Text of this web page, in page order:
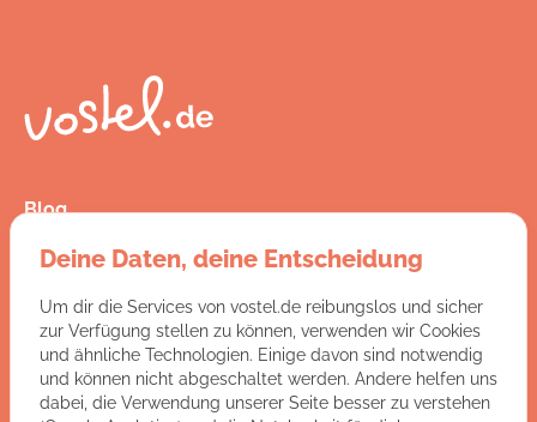
Blog
Kontakt
Jobs
AGB
Datenschutz
Impressum
Deine Daten, deine Entscheidung
Um dir die Services von vostel.de reibungslos und sicher
zur Verfügung stellen zu können, verwenden wir Cookies
und ähnliche Technologien. Einige davon sind notwendig
und können nicht abgeschaltet werden. Andere helfen uns
dabei, die Verwendung unserer Seite besser zu verstehen